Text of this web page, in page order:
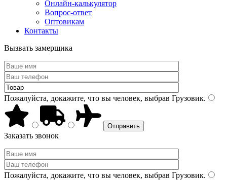
Онлайн-калькулятор
Вопрос-ответ
Оптовикам
Контакты
Вызвать замерщика
Пожалуйста, докажите, что вы человек, выбрав Грузовик.
Заказать звонок
Пожалуйста, докажите, что вы человек, выбрав Грузовик.